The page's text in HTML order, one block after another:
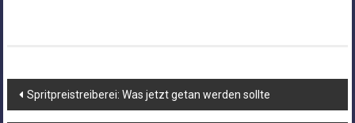
Beitragsnavigation
Spritpreistreiberei: Was jetzt getan werden sollte